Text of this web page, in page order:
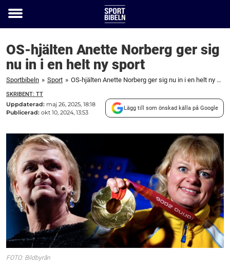
Toggle
OS-hjälten Anette Norberg ger sig
nu in i en helt ny sport
Sportbibeln » Sport » OS-hjälten Anette Norberg ger sig nu in i en helt ny sport
SKRIBENT: TT
Uppdaterad: maj 26, 2025, 18:18
Publicerad: okt 10, 2024, 13:53
Lägg till som önskad källa på Google
FOTO: Bildbyrån